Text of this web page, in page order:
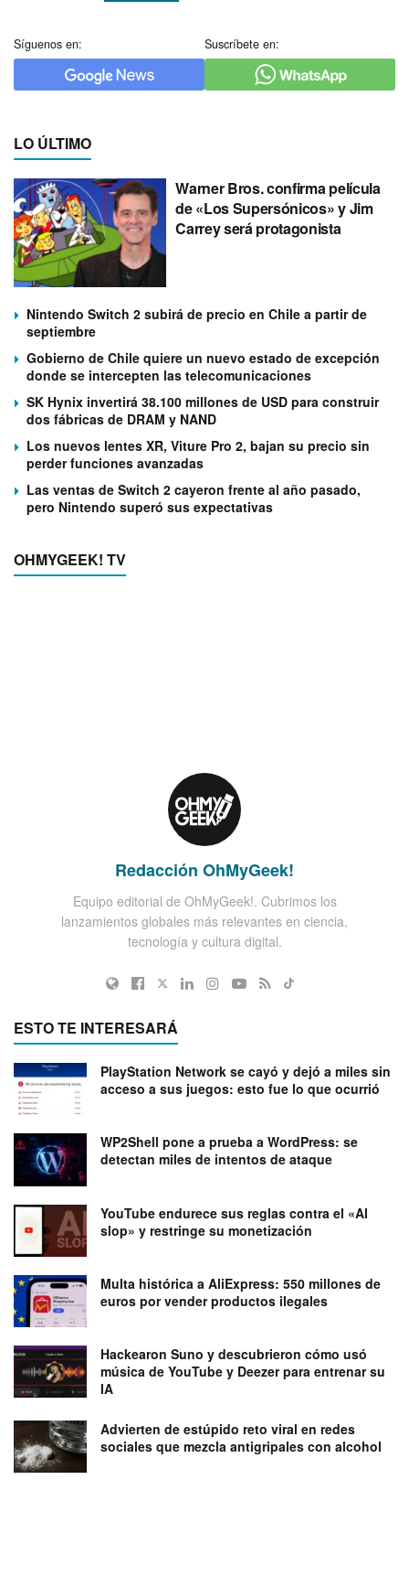
Síguenos en: Suscríbete en:
LO ÚLTIMO
Warner Bros. confirma película
de «Los Supersónicos» y Jim
Carrey será protagonista
Nintendo Switch 2 subirá de precio en Chile a partir de
septiembre
Gobierno de Chile quiere un nuevo estado de excepción
donde se intercepten las telecomunicaciones
SK Hynix invertirá 38.100 millones de USD para construir
dos fábricas de DRAM y NAND
Los nuevos lentes XR, Viture Pro 2, bajan su precio sin
perder funciones avanzadas
Las ventas de Switch 2 cayeron frente al año pasado,
pero Nintendo superó sus expectativas
OHMYGEEK! TV
Redacción OhMyGeek!
Equipo editorial de OhMyGeek!. Cubrimos los
lanzamientos globales más relevantes en ciencia,
tecnología y cultura digital.
ESTO TE INTERESARÁ
PlayStation Network se cayó y dejó a miles sin
acceso a sus juegos: esto fue lo que ocurrió
WP2Shell pone a prueba a WordPress: se
detectan miles de intentos de ataque
YouTube endurece sus reglas contra el «AI
slop» y restringe su monetización
Multa histórica a AliExpress: 550 millones de
euros por vender productos ilegales
Hackearon Suno y descubrieron cómo usó
música de YouTube y Deezer para entrenar su
IA
Advierten de estúpido reto viral en redes
sociales que mezcla antigripales con alcohol